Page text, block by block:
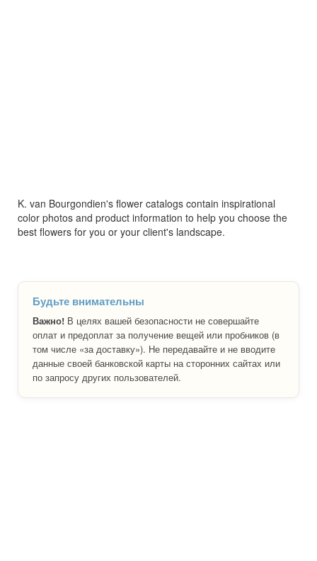
K. van Bourgondien's flower catalogs contain inspirational
color photos and product information to help you choose the
best flowers for you or your client's landscape.
Будьте внимательны
Важно! В целях вашей безопасности не совершайте
оплат и предоплат за получение вещей или пробников (в
том числе «за доставку»). Не передавайте и не вводите
данные своей банковской карты на сторонних сайтах или
по запросу других пользователей.